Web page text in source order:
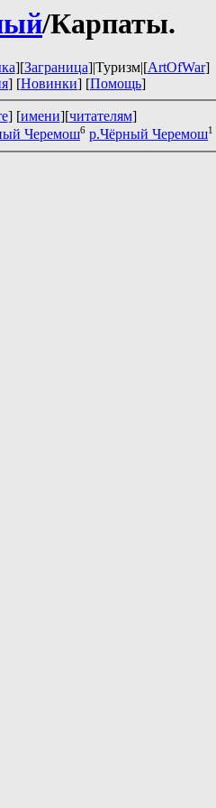
/Карпаты.
][Заграница]|Туризм|[ArtOfWar]
] [Новинки] [Помощь]
] [имени][читателям]
Черемош6 р.Чёрный Черемош1